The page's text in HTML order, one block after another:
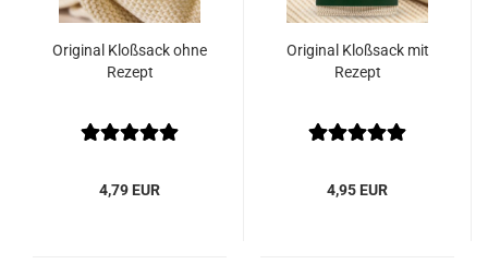
Original Kloßsack ohne
Rezept
4,79 EUR
Original Kloßsack mit
Rezept
4,95 EUR